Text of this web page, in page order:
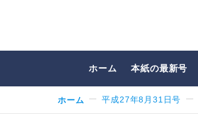
ホーム 本紙の最新号
ホーム 平成27年8月31日号